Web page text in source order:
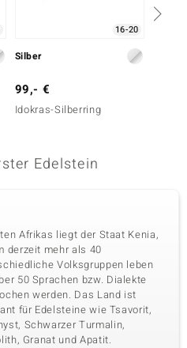
1 à 3 mm
Rundschliff
Herkunft
16-20
Silber
99,- €
Idokras-Silberring
Edelstein
Afrikas liegt der Staat Kenia,
derzeit mehr als 40
Volksgruppen leben
50 Sprachen bzw. Dialekte
werden. Das Land ist
für Edelsteine wie Tsavorit,
Schwarzer Turmalin,
Granat und Apatit.